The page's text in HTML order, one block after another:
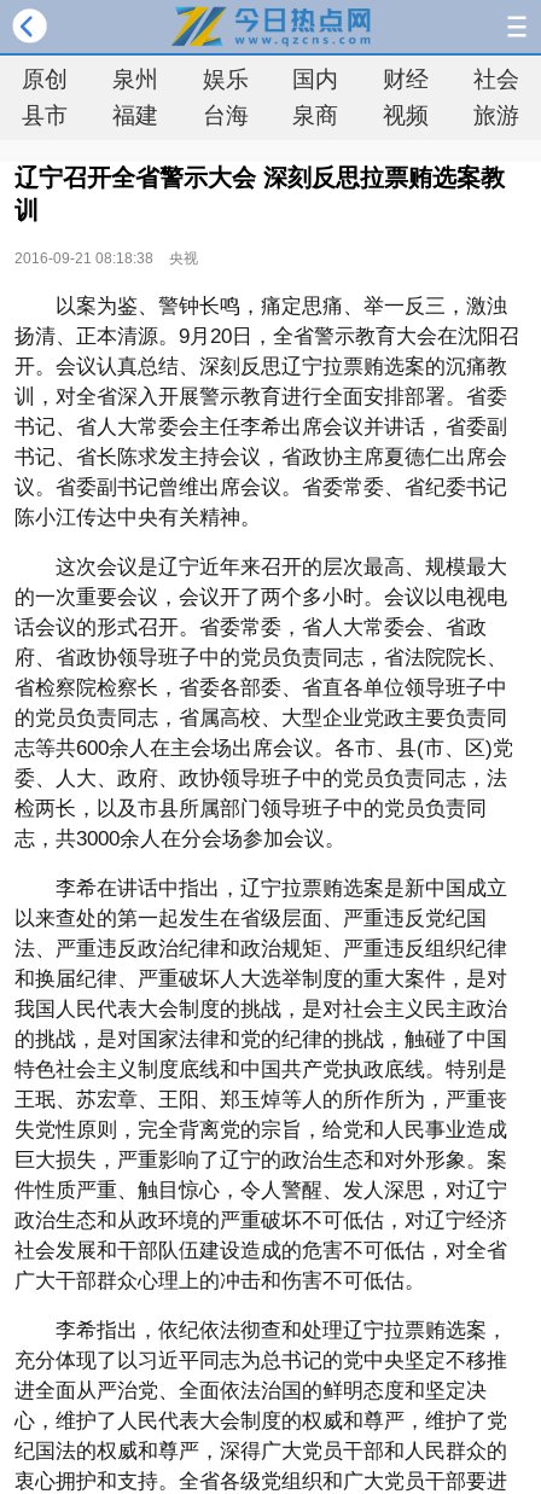
原创 泉州 娱乐 国内 财经
社会
县市
福建 台海 泉商 视频 旅游
辽宁召开全省警示大会 深刻反思拉票贿选案教
训
2016-09-21 08:18:38 央视
以案为鉴、警钟长鸣，痛定思痛、举一反三，激浊
扬清、正本清源。9月20日，全省警示教育大会在沈阳召
开。会议认真总结、深刻反思辽宁拉票贿选案的沉痛教
训，对全省深入开展警示教育进行全面安排部署。省委
书记、省人大常委会主任李希出席会议并讲话，省委副
书记、省长陈求发主持会议，省政协主席夏德仁出席会
议。省委副书记曾维出席会议。省委常委、省纪委书记
陈小江传达中央有关精神。
这次会议是辽宁近年来召开的层次最高、规模最大
的一次重要会议，会议开了两个多小时。会议以电视电
话会议的形式召开。省委常委，省人大常委会、省政
府、省政协领导班子中的党员负责同志，省法院院长、
省检察院检察长，省委各部委、省直各单位领导班子中
的党员负责同志，省属高校、大型企业党政主要负责同
志等共600余人在主会场出席会议。各市、县(市、区)党
委、人大、政府、政协领导班子中的党员负责同志，法
检两长，以及市县所属部门领导班子中的党员负责同
志，共3000余人在分会场参加会议。
李希在讲话中指出，辽宁拉票贿选案是新中国成立
以来查处的第一起发生在省级层面、严重违反党纪国
法、严重违反政治纪律和政治规矩、严重违反组织纪律
和换届纪律、严重破坏人大选举制度的重大案件，是对
我国人民代表大会制度的挑战，是对社会主义民主政治
的挑战，是对国家法律和党的纪律的挑战，触碰了中国
特色社会主义制度底线和中国共产党执政底线。特别是
王珉、苏宏章、王阳、郑玉焯等人的所作所为，严重丧
失党性原则，完全背离党的宗旨，给党和人民事业造成
巨大损失，严重影响了辽宁的政治生态和对外形象。案
件性质严重、触目惊心，令人警醒、发人深思，对辽宁
政治生态和从政环境的严重破坏不可低估，对辽宁经济
社会发展和干部队伍建设造成的危害不可低估，对全省
广大干部群众心理上的冲击和伤害不可低估。
李希指出，依纪依法彻查和处理辽宁拉票贿选案，
充分体现了以习近平同志为总书记的党中央坚定不移推
进全面从严治党、全面依法治国的鲜明态度和坚定决
心，维护了人民代表大会制度的权威和尊严，维护了党
纪国法的权威和尊严，深得广大党员干部和人民群众的
衷心拥护和支持。全省各级党组织和广大党员干部要进